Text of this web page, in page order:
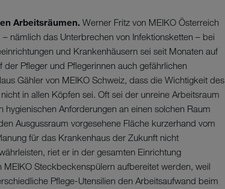
Arbeitsräumen.Werner Fritz von MEIKO Österreich
nämlich das Unterbrechen von Infektionsketten – bei
und Krankenhäusern sei seit Monaten auf
Pfleger und Pflegerinnen auch gefährlichen
Gähler von MEIKO Schweiz, dass die Wichtigkeit des
in allen Köpfen sei. Oft sei der unreine Arbeitsraum
Anforderungen an einen solchen Raum
Ausgussraum vorgesehene Fläche kurzerhand vom
für das Krankenhaus der Zukunft nicht
riet er in der gesamten Einrichtung
Steckbeckenspülern aufbereitet werden, weil
Pflege-Utensilien den Arbeitsaufwand beim